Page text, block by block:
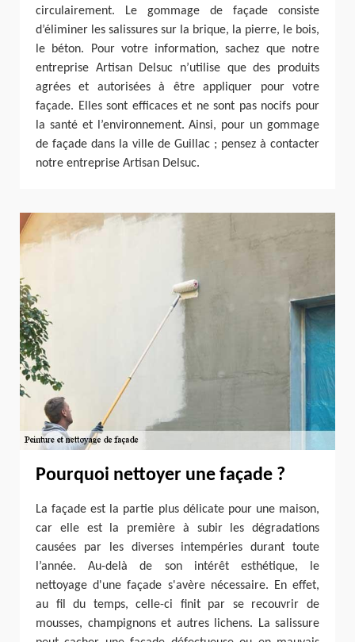
circulairement. Le gommage de façade consiste
d’éliminer les salissures sur la brique, la pierre, le bois,
le béton. Pour votre information, sachez que notre
entreprise Artisan Delsuc n’utilise que des produits
agrées et autorisées à être appliquer pour votre
façade. Elles sont efficaces et ne sont pas nocifs pour
la santé et l’environnement. Ainsi, pour un gommage
de façade dans la ville de Guillac ; pensez à contacter
notre entreprise Artisan Delsuc.
Pourquoi nettoyer une façade ?
La façade est la partie plus délicate pour une maison,
car elle est la première à subir les dégradations
causées par les diverses intempéries durant toute
l’année. Au-delà de son intérêt esthétique, le
nettoyage d'une façade s'avère nécessaire. En effet,
au fil du temps, celle-ci finit par se recouvrir de
mousses, champignons et autres lichens. La salissure